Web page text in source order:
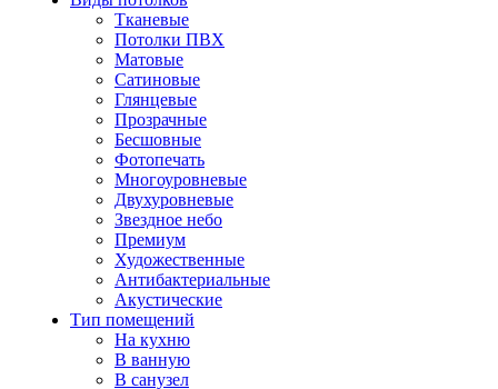
Тканевые
Потолки ПВХ
Матовые
Сатиновые
Глянцевые
Прозрачные
Бесшовные
Фотопечать
Многоуровневые
Двухуровневые
Звездное небо
Премиум
Художественные
Антибактериальные
Акустические
Тип помещений
На кухню
В ванную
В санузел